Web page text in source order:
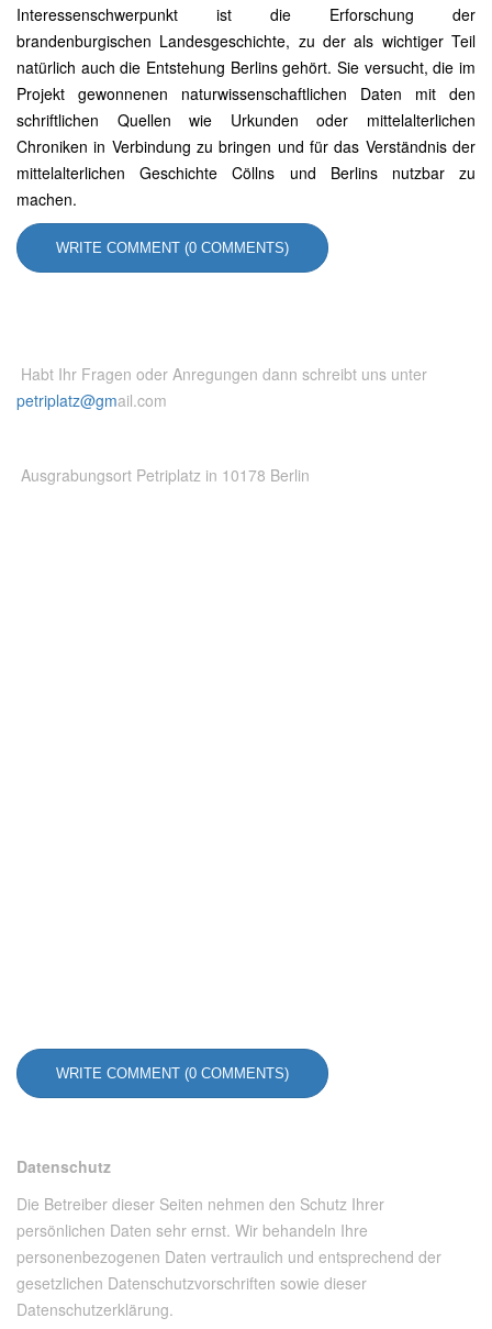
Interessenschwerpunkt ist die Erforschung der
brandenburgischen Landesgeschichte, zu der als wichtiger Teil
natürlich auch die Entstehung Berlins gehört. Sie versucht, die im
Projekt gewonnenen naturwissenschaftlichen Daten mit den
schriftlichen Quellen wie Urkunden oder mittelalterlichen
Chroniken in Verbindung zu bringen und für das Verständnis der
mittelalterlichen Geschichte Cöllns und Berlins nutzbar zu
machen.
WRITE COMMENT (0 COMMENTS)
Habt Ihr Fragen oder Anregungen dann schreibt uns unter
petriplatz@gmail.com
Ausgrabungsort Petriplatz in 10178 Berlin
WRITE COMMENT (0 COMMENTS)
Datenschutz
Die Betreiber dieser Seiten nehmen den Schutz Ihrer
persönlichen Daten sehr ernst. Wir behandeln Ihre
personenbezogenen Daten vertraulich und entsprechend der
gesetzlichen Datenschutzvorschriften sowie dieser
Datenschutzerklärung.